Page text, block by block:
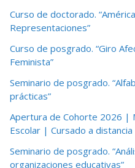
Curso de doctorado.
Representaciones”
Curso de posgrado. “Giro
Feminista”
Seminario de posgrado.
prácticas”
Apertura de Cohorte 2026 |
Escolar | Cursado a distancia
Seminario de posgrado.
organizaciones educativas”